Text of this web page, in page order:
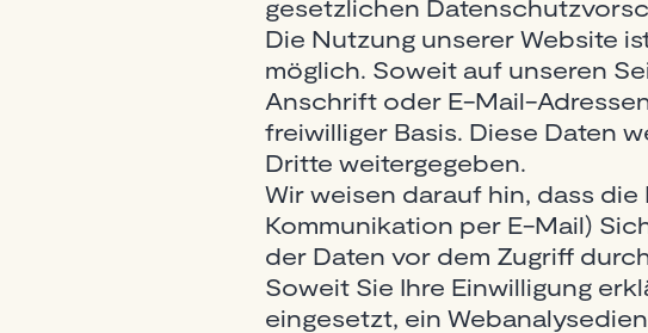
gesetzlichen
Die Nutzung unserer Website
möglich. Soweit auf unseren
Anschrift oder E-Mail-
freiwilliger Basis. Diese Daten
Dritte weitergegeben.
Wir weisen darauf hin, dass
Kommunikation per E-Mail)
der Daten vor dem Zugriff
Soweit Sie Ihre Einwilligung
eingesetzt, ein